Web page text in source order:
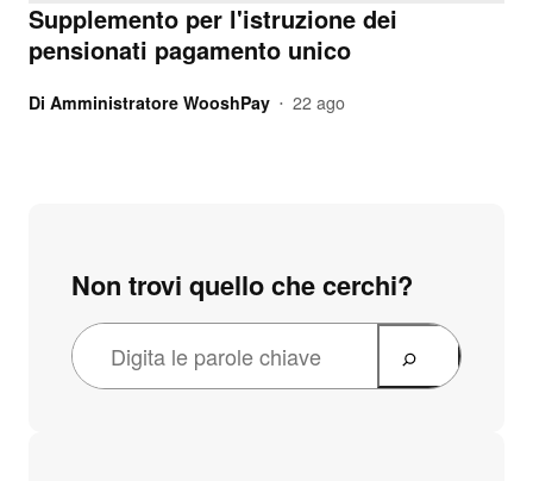
Supplemento per l'istruzione dei
pensionati pagamento unico
Di Amministratore WooshPay • 22 ago
Non trovi quello che cerchi?